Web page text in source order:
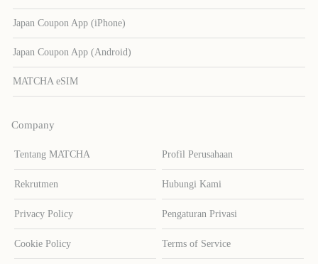
Japan Coupon App (iPhone)
Japan Coupon App (Android)
MATCHA eSIM
Company
Tentang MATCHA Profil Perusahaan
Rekrutmen Hubungi Kami
Privacy Policy Pengaturan Privasi
Cookie Policy Terms of Service